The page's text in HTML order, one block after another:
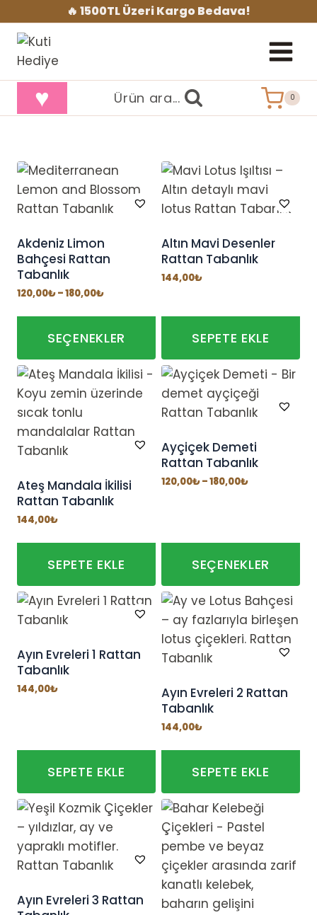
geç
🔥 1500TL Üzeri Kargo Bedava!
♥ Ürün ara... 0
Akdeniz Limon
Bahçesi Rattan
Tabanlık
120,00₺–180,00₺Fiyat
120,00₺
180,00₺
SEÇENEKLER
Bu
ürünün
birden
fazla
varyasyonu
Seçenekler
ürün
sayfasından
seçilebilir
Altın Mavi Desenler
Rattan Tabanlık
144,00₺
SEPETE EKLE
Ateş Mandala İkilisi
Rattan Tabanlık
144,00₺
SEPETE EKLE
Ayçiçek Demeti
Rattan Tabanlık
120,00₺–180,00₺Fiyat
SEÇENEKLER
Bu
ürünün
birden
fazla
var.
Seçenekler
ürün
sayfasından
seçilebilir
Ayın Evreleri 1 Rattan
Tabanlık
144,00₺
SEPETE EKLE
Ayın Evreleri 2 Rattan
Tabanlık
144,00₺
SEPETE EKLE
Ayın Evreleri 3 Rattan